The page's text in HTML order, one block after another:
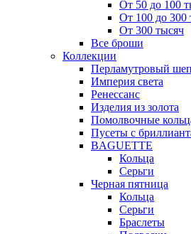
От 50 до 100
От 100 до 300
От 300 тысяч
Все броши
Коллекции
Перламутровый
Империя света
Ренессанс
Изделия из золота
Помолвочные
Пусеты с
BAGUETTE
Кольца
Серьги
Черная пятница
Кольца
Серьги
Браслеты